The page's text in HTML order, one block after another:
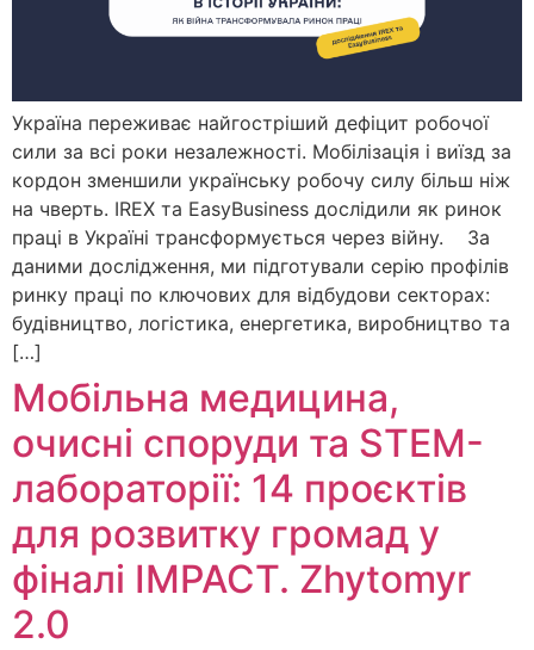
Україна переживає найгостріший дефіцит робочої
сили за всі роки незалежності. Мобілізація і виїзд за
кордон зменшили українську робочу силу більш ніж
на чверть. IREX та EasyBusiness дослідили як ринок
праці в Україні трансформується через війну. За
даними дослідження, ми підготували серію профілів
ринку праці по ключових для відбудови секторах:
будівництво, логістика, енергетика, виробництво та
[…]
Мобільна медицина,
очисні споруди та STEM-
лабораторії: 14 проєктів
для розвитку громад у
фіналі IMPACT. Zhytomyr
2.0